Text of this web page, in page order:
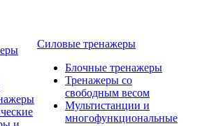
Силовые тренажеры
Блочные тренажеры
Тренажеры со
свободным весом
Мультистанции и
многофункциональные